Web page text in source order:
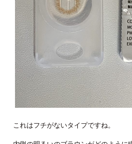
これはフチがないタイプですね。